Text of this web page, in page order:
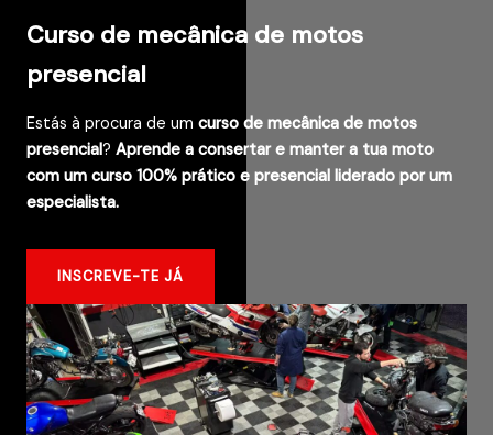
Curso de mecânica de motos
presencial
Estás à procura de um curso de mecânica de motos
presencial? Aprende a consertar e manter a tua moto
com um curso 100% prático e presencial liderado por um
especialista.
INSCREVE-TE JÁ